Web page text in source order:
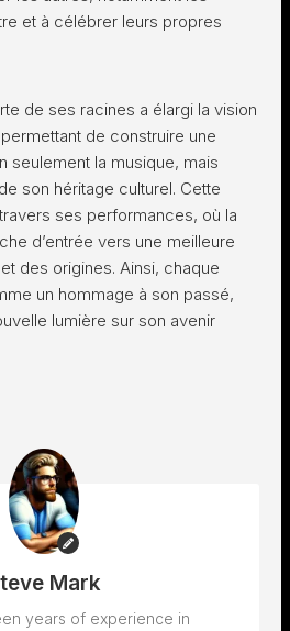
et à célébrer leurs propres
de ses racines a élargi la vision
de construire une
seulement la musique, mais
son héritage culturel. Cette
ses performances, où la
d’entrée vers une meilleure
des origines. Ainsi, chaque
un hommage à son passé,
lumière sur son avenir
Mark
years of experience in